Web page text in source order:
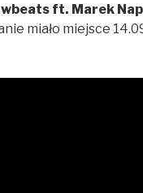
ft. Marek
miało miejsce